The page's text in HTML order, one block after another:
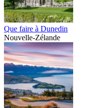
Que faire à Dunedin
Nouvelle-Zélande